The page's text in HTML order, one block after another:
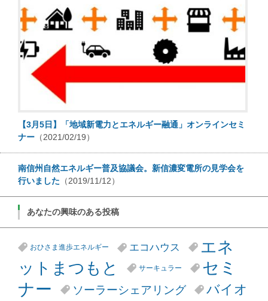
【3月5日】「地域新電力とエネルギー融通」オンラインセミ
ナー （2021/02/19）
南信州自然エネルギー普及協議会。新信濃変電所の見学会を
行いました （2019/11/12）
あなたの興味のある投稿
おひさま進歩エネルギー エコハウス
エネ
ットまつもと
サーキュラー
セミ
ナー
ソーラーシェアリング
バイオ